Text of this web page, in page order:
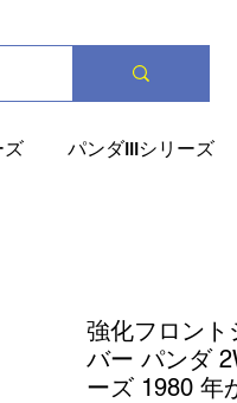
ズ パンダIIIシリーズ
強化フロント
バー パンダ
ーズ 1980 年